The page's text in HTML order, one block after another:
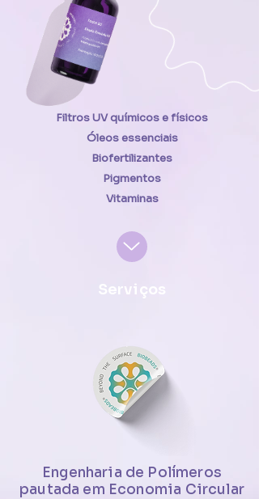
Filtros UV químicos e físicos
Óleos essenciais
Biofertilizantes
Pigmentos
Vitaminas
Serviços
Engenharia de Polímeros
pautada em Economia Circular